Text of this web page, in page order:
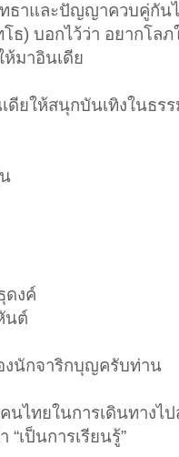
ธาและปัญญาควบคู่กัน
ธ) บอกไว้ว่า อยากโล
มาอินเดีย
เดียให้สนุกบันเทิงในธ
ดงค์
นต์
งนักจาริกบุญครับท่าน
ไทยในการเดินทางไ
เป็นการเรียนรู้”